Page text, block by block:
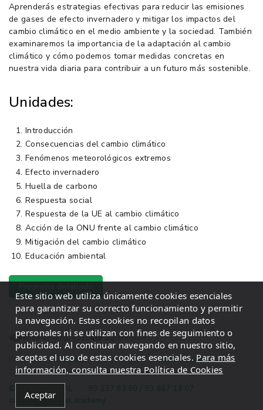
Aprenderás estrategias efectivas para reducir las emisiones
de gases de efecto invernadero y mitigar los impactos del
cambio climático en el medio ambiente y la sociedad. También
examinaremos la importancia de la adaptación al cambio
climático y cómo podemos tomar medidas concretas en
nuestra vida diaria para contribuir a un futuro más sostenible.
Unidades:
Introducción
Consecuencias del cambio climático
Fenómenos meteorológicos extremos
Efecto invernadero
Huella de carbono
Respuesta social
Respuesta de la UE al cambio climático
Acción de la ONU frente al cambio climático
Mitigación del cambio climático
Educación ambiental
Política de Privacidad · Aviso legal · Política de cookies ·
Condiciones de contratación
campus@ingecal.academy
Área de empresas Supervisión
Este sitio web utiliza únicamente cookies esenciales
para garantizar su correcto funcionamiento y permitir
la navegación. Estas cookies no recopilan datos
personales ni se utilizan con fines de seguimiento o
publicidad. Al continuar navegando en nuestro sitio,
aceptas el uso de estas cookies esenciales. Para más
información, consulta nuestra Política de Cookies
Aceptar